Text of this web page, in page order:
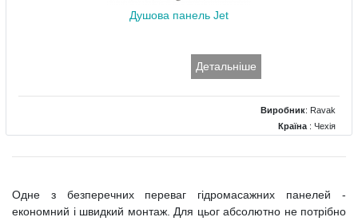
Душова панель Jet
Детальніше
Виробник: Ravak
Країна : Чехія
Матеріал: Алюміній
Одне з безперечних переваг гідромасажних панелей -
економний і швидкий монтаж. Для цьог абсолютно не потрібно